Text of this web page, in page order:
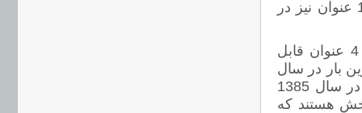
مورد مربوط به سال 1385، 5 عنوان آخرین بار در سال 1384 و 10 عنوان نیز در
در بخش خدمات عمومی 42 عنوان آمار وجود دارد که از این بین 4 عنوان قابل
1381 است، 21 عنوان آخرین بار در سال
1382 بروز شدند، 6 عنوان در سال 1383 و 4 عنوان نیز آخرین بار در سال 1385
این بخش هستند که